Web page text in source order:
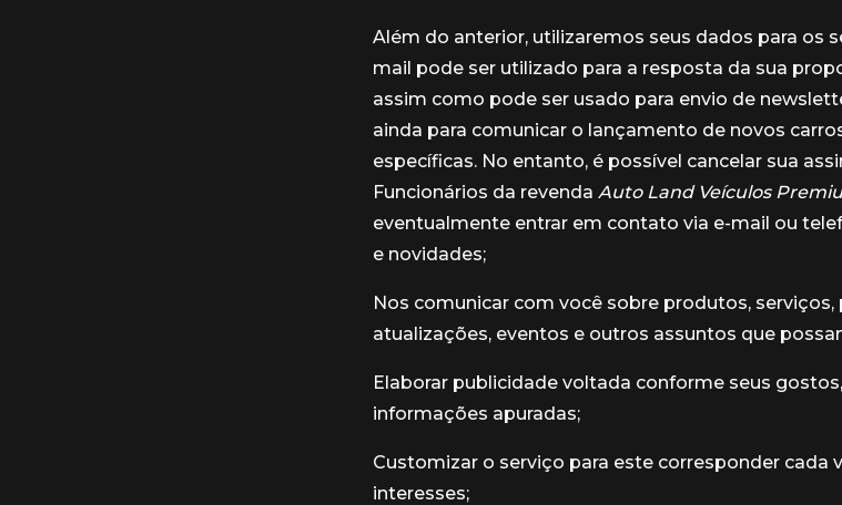
Além do anterior, utilizaremos seus dados para os
mail pode ser utilizado para a resposta da sua
assim como pode ser usado para envio de
ainda para comunicar o lançamento de novos
específicas. No entanto, é possível cancelar sua
Funcionários da revenda Auto Land Veículos
eventualmente entrar em contato via e-mail ou
e novidades;
Nos comunicar com você sobre produtos,
atualizações, eventos e outros assuntos que
Elaborar publicidade voltada conforme seus
informações apuradas;
Customizar o serviço para este corresponder cada
interesses;